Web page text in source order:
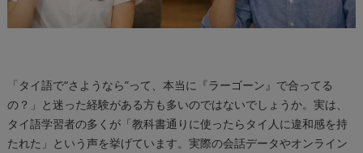
「タイ語で“さようなら”って、本当に『ラーゴーン』で合ってる
の？」と迷った経験がある方も多いのではないでしょうか。実は、
タイ語学習者の多くが「教科書通りに使ったらタイ人に違和感を持
たれた」という声を挙げています。実際の会話データやオンライン